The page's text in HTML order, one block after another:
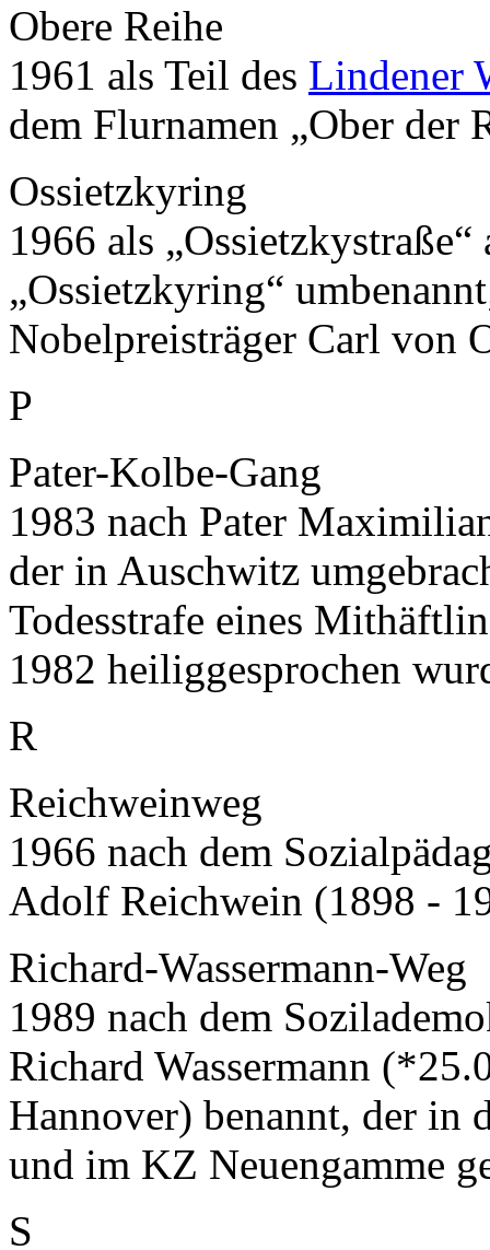
Obere Reihe
1961 als Teil des Lindener
dem Flurnamen „Ober der
Ossietzkyring
1966 als
„Ossietzkyring“
Nobelpreisträger Carl von
P
Pater-Kolbe-Gang
1983 nach Pater
der in Auschwitz
Todesstrafe eines
1982 heiliggesprochen
R
Reichweinweg
1966 nach dem
Adolf Reichwein (1898 -
Richard-Wassermann-Weg
1989 nach dem
Richard Wassermann
Hannover) benannt, der in
und im KZ Neuengamme
S